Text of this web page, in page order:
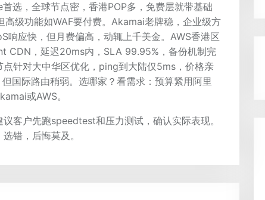
选，全球节点密，香港POP多，免费层就带基础
级功能如WAF要付费。Akamai老牌稳，企业级方
响应快，但月费偏高，动辄上千美金。AWS香港区
CDN，延迟20ms内，SLA 99.95%，备份机制完
针对大中华区优化，ping到大陆仅5ms，价格亲
国际路由稍弱。选哪家？看需求：预算紧用阿里
或AWS。
客户先跑speedtest和压力测试，确认实际表现。
错，后悔莫及。